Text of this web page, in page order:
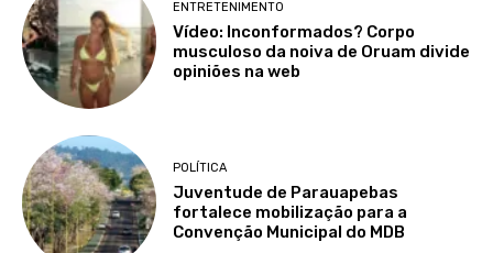
ENTRETENIMENTO
Vídeo: Inconformados? Corpo
musculoso da noiva de Oruam divide
opiniões na web
POLÍTICA
Juventude de Parauapebas
fortalece mobilização para a
Convenção Municipal do MDB